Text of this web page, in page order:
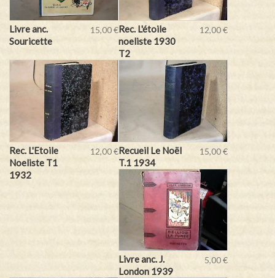
Livre anc.
Souricette
15,00 €Rec. L'étoile
noeliste 1930
T2
12,00 €
Rec. L'Etoile
Noeliste T1
1932
12,00 €Recueil Le Noël
T.1 1934
15,00 €
Livre anc. J.
London 1939
5,00 €